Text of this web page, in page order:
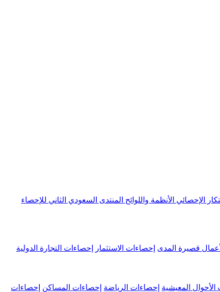
الإحصائي الأنظمة واللوائح المنتدى السعودي الثاني للإحصاء
قصيرة المدى إحصاءات الاستثمار إحصاءات التجارة الدولية
الأحوال المعيشية إحصاءات الرياضة إحصاءات المساكن إحصاءات